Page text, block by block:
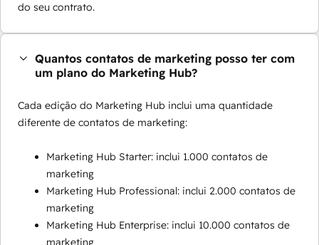
do seu contrato.
Quantos contatos de marketing posso ter com
um plano do Marketing Hub?
Cada edição do Marketing Hub inclui uma quantidade
diferente de contatos de marketing:
Marketing Hub Starter: inclui 1.000 contatos de
marketing
Marketing Hub Professional: inclui 2.000 contatos de
marketing
Marketing Hub Enterprise: inclui 10.000 contatos de
marketing